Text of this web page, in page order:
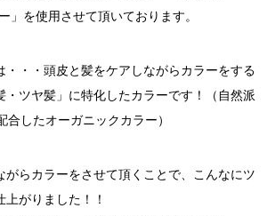
」を使用させて頂いております。
・・・頭皮と髪をケアしながらカラーをする
・ツヤ髪」に特化したカラーです！（自然派
合したオーガニックカラー）
がらカラーをさせて頂くことで、こんなにツ
がりました！！